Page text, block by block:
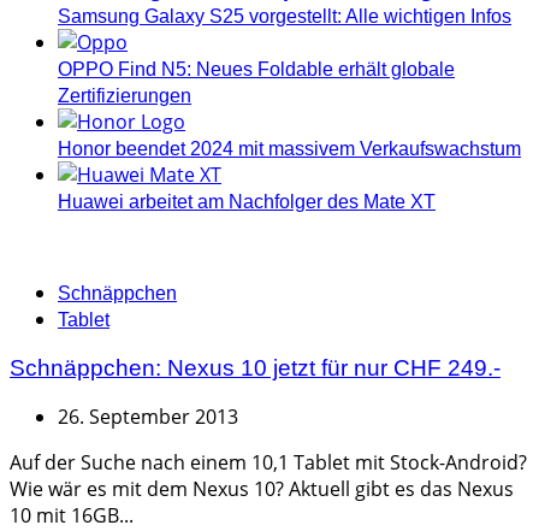
Samsung Galaxy S25 vorgestellt: Alle wichtigen Infos
OPPO Find N5: Neues Foldable erhält globale
Zertifizierungen
Honor beendet 2024 mit massivem Verkaufswachstum
Huawei arbeitet am Nachfolger des Mate XT
Categories
Schnäppchen
Tablet
Schnäppchen: Nexus 10 jetzt für nur CHF 249.-
26. September 2013
Auf der Suche nach einem 10,1 Tablet mit Stock-Android?
Wie wär es mit dem Nexus 10? Aktuell gibt es das Nexus
10 mit 16GB...